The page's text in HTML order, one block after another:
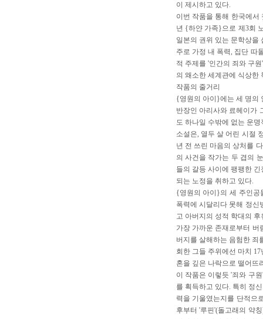
이 제시하고 있다.
이번 작품을 통해 한국에서
년 {하얀 가족}으로 제3회
일본의 권위 있는 문학상을
주로 가정 내 폭력, 집단 따
적 주제를 '인간의 죄와 구
의 왜소한 세계관에 식상한
작품의 줄거리
{영원의 아이}에는 세 명의
반장인 아리사와 료헤이가
도 하나일 수밖에 없는 운
소설은, 열두 살 어린 시절
년 전 쓰린 마음의 상처를
의 사건을 작가는 두 겹의
들의 갈등 사이에 팽팽한
되는 노정을 취하고 있다.
{영원의 아이}의 세 주인공
폭력에 시달리다 못해 정
고 아버지의 성적 학대의
가장 가까운 존재로부터
버지를 살해하는 음험한 죄
회한 그들 주위에선 마치
혼을 깊은 나락으로 떨어뜨
이 작품은 이렇듯 '죄와 구
를 획득하고 있다. 특히 정
력을 기울였는지를 단적으
후부터 '루핀'(돌고래의 약